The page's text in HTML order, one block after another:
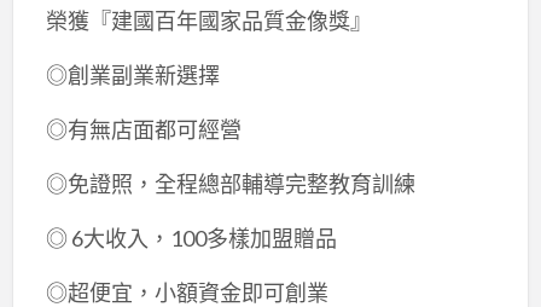
榮獲『建國百年國家品質金像獎』
◎創業副業新選擇
◎有無店面都可經營
◎免證照，全程總部輔導完整教育訓練
◎ 6大收入，100多樣加盟贈品
◎超便宜，小額資金即可創業